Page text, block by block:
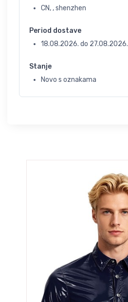
CN, , shenzhen
Period dostave
18.08.2026. do 27.08.2026.
Stanje
Novo s oznakama